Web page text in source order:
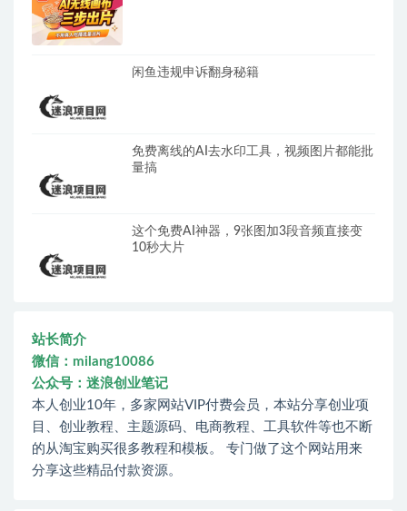
闲鱼违规申诉翻身秘籍
免费离线的AI去水印工具，视频图片都能批
量搞
这个免费AI神器，9张图加3段音频直接变
10秒大片
站长简介
微信：milang10086
公众号：迷浪创业笔记
本人创业10年，多家网站VIP付费会员，本站分享创业项
目、创业教程、主题源码、电商教程、工具软件等也不断
的从淘宝购买很多教程和模板。 专门做了这个网站用来
分享这些精品付款资源。